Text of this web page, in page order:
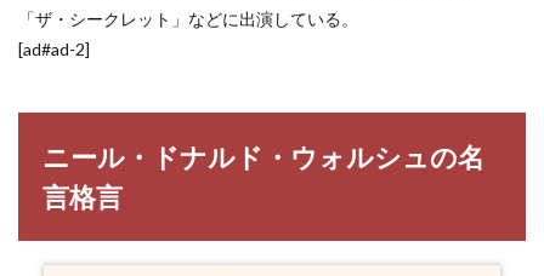
「ザ・シークレット」などに出演している。
[ad#ad-2]
ニール・ドナルド・ウォルシュの名
言格言